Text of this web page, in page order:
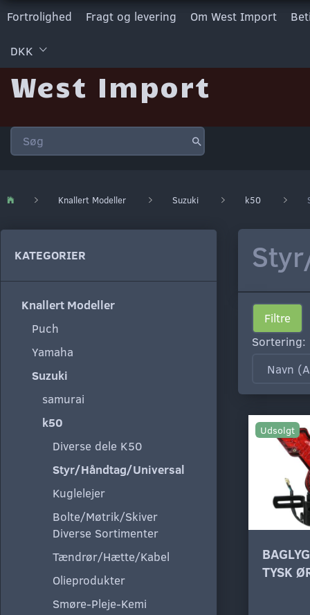
Fortrolighed Fragt og levering Om West Import
DKK
West Import
Knallert Modeller Suzuki k50
KATEGORIER
Knallert Modeller
Puch
Yamaha
Suzuki
samurai
k50
Diverse dele K50
Styr/Håndtag/Universal
Kuglelejer
Bolte/Møtrik/Skiver
Diverse Sortimenter
Tændrør/Hætte/Kabel
Olieprodukter
Smøre-Pleje-Kemi
Filtre
Sortering:
Udsolgt
TYSK